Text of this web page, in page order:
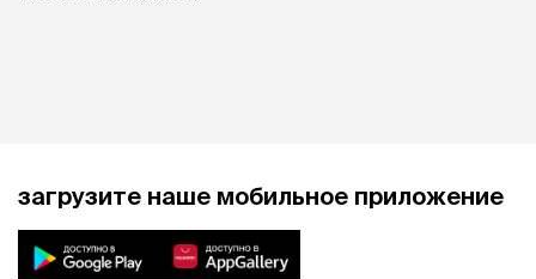
загрузите наше мобильное приложение